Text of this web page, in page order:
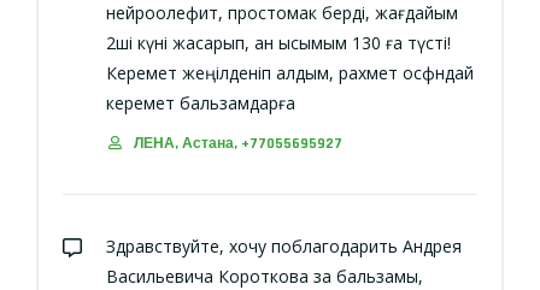
нейроолефит, простомак берді, жағдайым
2ші күні жақсарып, қан қысымым 130 ға түсті!
Керемет жеңілденіп қалдым, рахмет осфндай
керемет бальзамдарға
ЛЕНА, Астана, +77055695927
Здравствуйте, хочу поблагодарить Андрея
Васильевича Короткова за бальзамы,